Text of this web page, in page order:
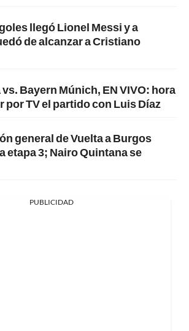
llegó Lionel Messi y a
de alcanzar a Cristiano
Bayern Múnich, EN VIVO: hora
por TV el partido con Luis Díaz
general de Vuelta a Burgos
etapa 3; Nairo Quintana se
PUBLICIDAD